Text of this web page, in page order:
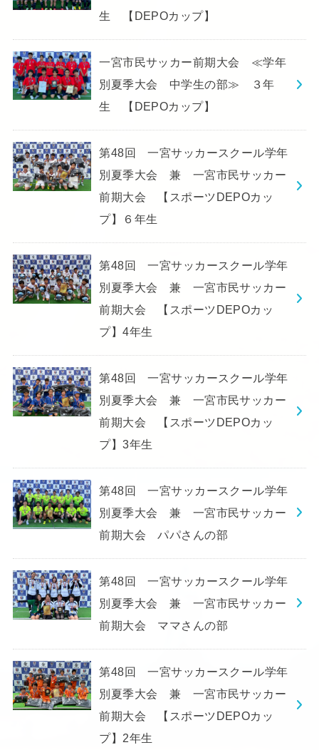
生 【DEPOカップ】
一宮市民サッカー前期大会 ≪学年
別夏季大会 中学生の部≫ ３年
生 【DEPOカップ】
第48回 一宮サッカースクール学年
別夏季大会 兼 一宮市民サッカー
前期大会 【スポーツDEPOカッ
プ】６年生
第48回 一宮サッカースクール学年
別夏季大会 兼 一宮市民サッカー
前期大会 【スポーツDEPOカッ
プ】4年生
第48回 一宮サッカースクール学年
別夏季大会 兼 一宮市民サッカー
前期大会 【スポーツDEPOカッ
プ】3年生
第48回 一宮サッカースクール学年
別夏季大会 兼 一宮市民サッカー
前期大会 パパさんの部
第48回 一宮サッカースクール学年
別夏季大会 兼 一宮市民サッカー
前期大会 ママさんの部
第48回 一宮サッカースクール学年
別夏季大会 兼 一宮市民サッカー
前期大会 【スポーツDEPOカッ
プ】2年生